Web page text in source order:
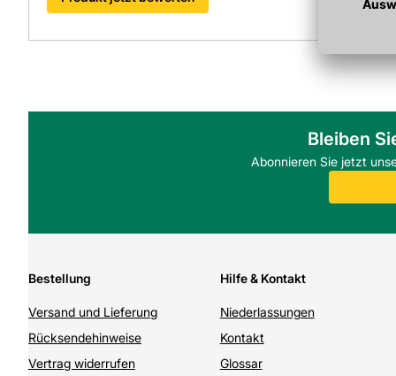
Bleiben
Abonnieren Sie jetzt
Bestellung
Versand und Lieferung
Rücksendehinweise
Vertrag widerrufen
Hilfe & Kontakt
Niederlassungen
Kontakt
Glossar